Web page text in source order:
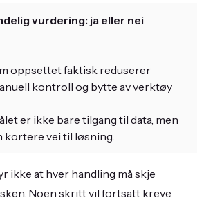
vurdering: ja eller nei
oppsettet faktisk reduserer
kontroll og bytte av verktøy
er ikke bare tilgang til data, men
kortere vei til løsning.
ikke at hver handling må skje
Noen skritt vil fortsatt kreve